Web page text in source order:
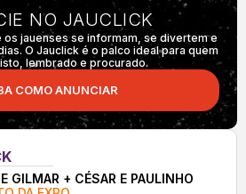
NO JAUCLICK
os jauenses se informam, se divertem e
O Jauclick é o palco ideal para quem
lembrado e procurado.
COMO ANUNCIAR
GILMAR + CÉSAR E PAULINHO